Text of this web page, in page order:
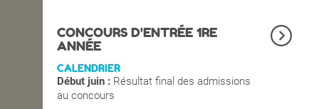
CONCOURS D'ENTRÉE 1RE
ANNÉE
CALENDRIER
Début juin : Résultat final des admissions
au concours